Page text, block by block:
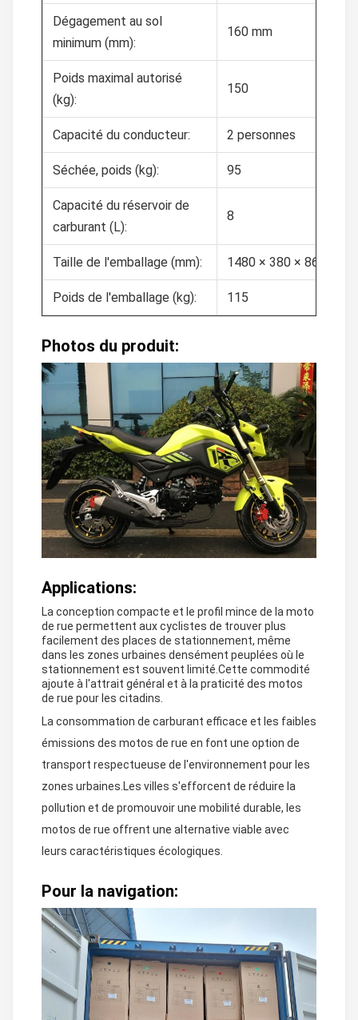
Dégagement au sol
minimum (mm):
160 mm
Poids maximal autorisé
(kg):
150
Capacité du conducteur: 2 personnes
Séchée, poids (kg): 95
Capacité du réservoir de
carburant (L):
8
Taille de l'emballage (mm): 1480 × 380 × 860
Poids de l'emballage (kg): 115
Photos du produit:
Applications:
La conception compacte et le profil mince de la moto
de rue permettent aux cyclistes de trouver plus
facilement des places de stationnement, même
dans les zones urbaines densément peuplées où le
stationnement est souvent limité.Cette commodité
ajoute à l'attrait général et à la praticité des motos
de rue pour les citadins.
La consommation de carburant efficace et les faibles
émissions des motos de rue en font une option de
transport respectueuse de l'environnement pour les
zones urbaines.Les villes s'efforcent de réduire la
pollution et de promouvoir une mobilité durable, les
motos de rue offrent une alternative viable avec
leurs caractéristiques écologiques.
Pour la navigation: